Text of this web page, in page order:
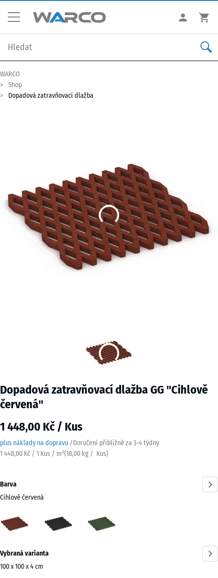
WARCO
Shop
Dopadová zatravňovací dlažba
Dopadová zatravňovací dlažba GG "Cihlově
červená"
1 448,00 Kč / Kus
plus náklady na dopravu /Doručení přibližně za 3-4 týdny
1 448,00 Kč / 1 Kus / m²(18,00 kg / Kus)
Barva
Cihlově červená
červená
informací
o
Vybraná varianta
100 x 100 x 4 cm